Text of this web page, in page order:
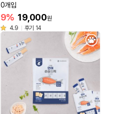
0개입
9% 19,000원
4.9
후기 14